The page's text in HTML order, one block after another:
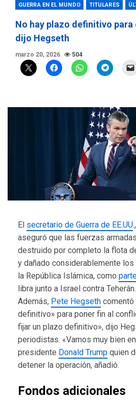
GUERRA EN EL MUNDO TITULARES
No hay plazo definitivo para
dijo Hegseth
marzo 20, 2026 504
El secretario de Guerra de EE.UU
aseguró que las fuerzas
destruido por completo la flota
y dañado considerablemente
la República Islámica, como
libra junto a Israel contra Teherán.
Además, Pete Hegseth comentó
definitivo» para poner fin al
fijar un plazo definitivo», dijo
periodistas. «Vamos muy bien
presidente Donald Trump quien
detener la operación, añadió.
Fondos adicionales